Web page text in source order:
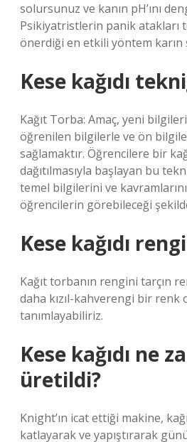
solursunuz ve kanın pH’ını
Psikiyatristlerin panik atakları
önerdiği en etkili yöntem
Kese kağıdı
Kağıt Torba: Amaç, yeni
öğrenilen bilgilerle ve ön
sağlamaktır. Öğrencilere bir
dağıtılmasıyla başlayan bu
temel bilgilerini ve kavramlarını
öğrencilerin görebileceği
Kese kağıdı
Kağıt torbanın rengini tarçın
daha kızıl-kahverengi bir renk
tanımlayabiliriz.
Kese kağıdı ne
üretildi?
Knight’ın icat ettiği makine,
katlayarak ve yapıştırarak